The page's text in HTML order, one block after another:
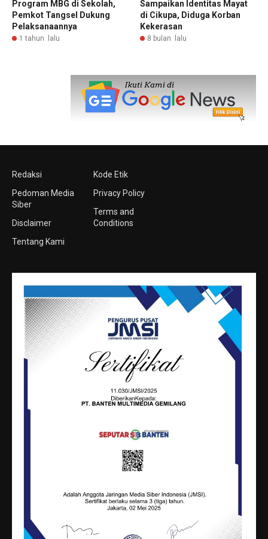
Program MBG di Sekolah,
Pemkot Tangsel Dukung
Pelaksanaannya
1 tahun lalu
Sampaikan Identitas Mayat
di Cikupa, Diduga Korban
Kekerasan
8 bulan lalu
Redaksi
Pedoman Media
Siber
Disclaimer
Tentang Kami
Kode Etik
Privacy Policy
Terms and
Conditions